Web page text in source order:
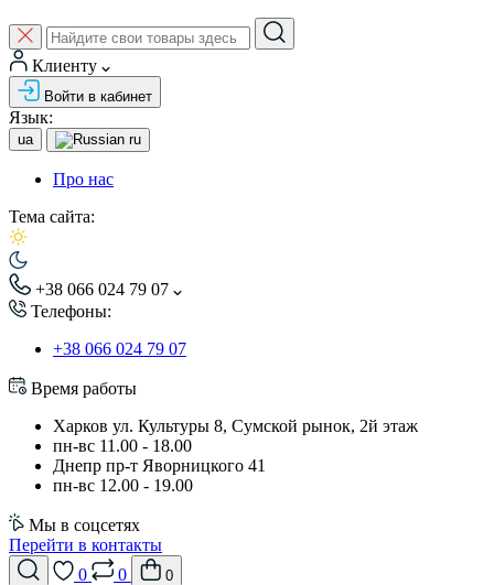
Клиенту
Войти в кабинет
Язык:
ua ru
Про нас
Тема сайта:
+38 066 024 79 07
Телефоны:
+38 066 024 79 07
Время работы
Харков ул. Культуры 8, Сумской рынок, 2й этаж
пн-вс 11.00 - 18.00
Днепр пр-т Яворницкого 41
пн-вс 12.00 - 19.00
Мы в соцсетях
Перейти в контакты
0
0 0